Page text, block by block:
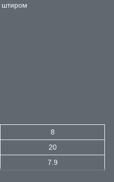
штиром
8
20
7.9